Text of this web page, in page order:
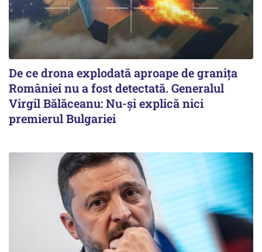
De ce drona explodată aproape de granița
României nu a fost detectată. Generalul
Virgil Bălăceanu: Nu-și explică nici
premierul Bulgariei